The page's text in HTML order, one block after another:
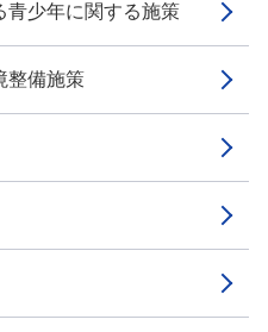
少年に関する施策
備施策